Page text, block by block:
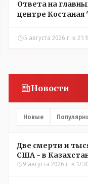
Ответа на
центре Костаная
5 августа 2026 г. в
Новости
Новые
Две смерти и
США - в
9 августа 2026 г. в